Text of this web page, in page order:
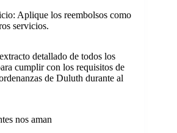
Aplique los reembolsos como
servicios.
detallado de todos los
cumplir con los requisitos de
de Duluth durante al
nos aman